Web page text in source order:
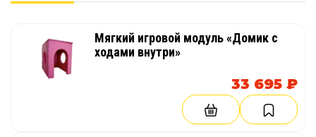
Мягкий игровой модуль «Домик с
ходами внутри»
33 695 ₽